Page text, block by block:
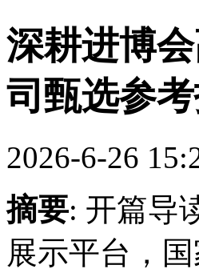
深耕进博
司甄选参
2026-6-26
摘要: 开篇导
展示平台，